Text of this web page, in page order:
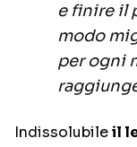
e finire il
modo
per ogni
Indissolubileil